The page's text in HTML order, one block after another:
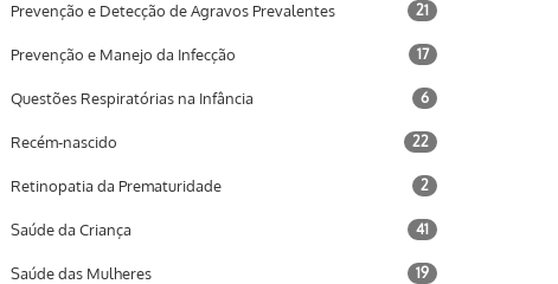
Prevenção e Detecção de Agravos Prevalentes 21
Prevenção e Manejo da Infecção 17
Questões Respiratórias na Infância 6
Recém-nascido 22
Retinopatia da Prematuridade 2
Saúde da Criança 41
Saúde das Mulheres 19